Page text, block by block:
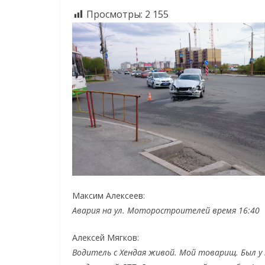
Просмотры: 2 155
Максим Алексеев:
Авария на ул. Моторостроителей время 16:40
Алексей Мягков:
Водитель с Хендая живой. Мой товарищ. Был